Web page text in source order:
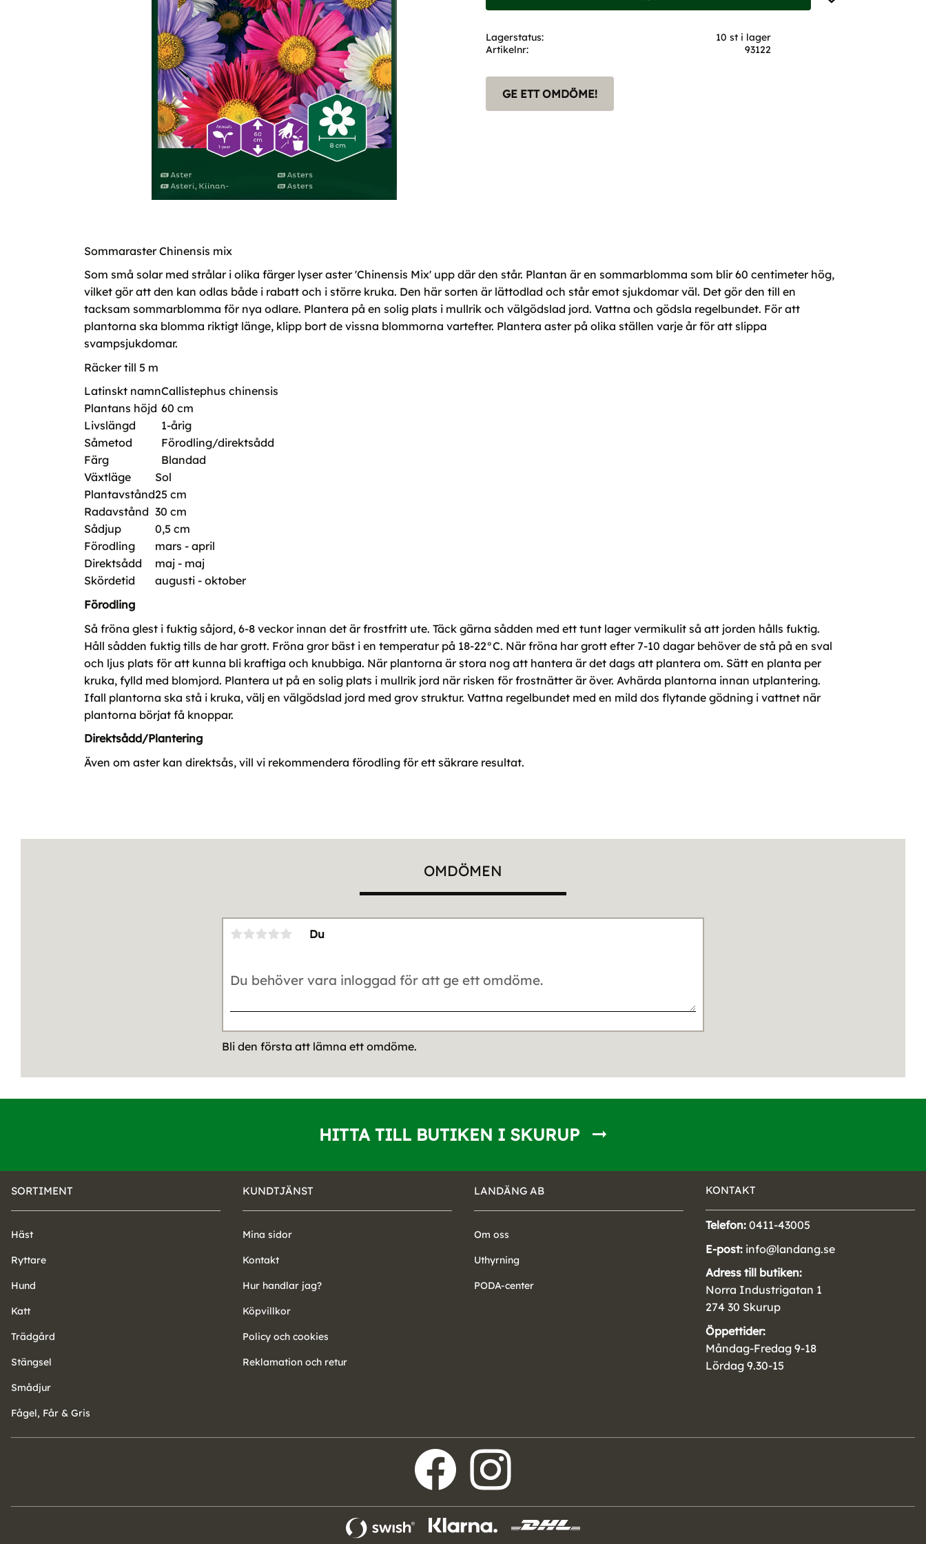
Lagerstatus
10 st i lager
Artikelnr
93122
GE ETT OMDÖME!
Sommaraster Chinensis mix
Som små solar med strålar i olika färger lyser aster 'Chinensis Mix' upp där den står. Plantan är en sommarblomma som blir 60 centimeter hög,
vilket gör att den kan odlas både i rabatt och i större kruka. Den här sorten är lättodlad och står emot sjukdomar väl. Det gör den till en
tacksam sommarblomma för nya odlare. Plantera på en solig plats i mullrik och välgödslad jord. Vattna och gödsla regelbundet. För att
plantorna ska blomma riktigt länge, klipp bort de vissna blommorna vartefter. Plantera aster på olika ställen varje år för att slippa
svampsjukdomar.
Räcker till 5 m
Latinskt namnCallistephus chinensis
Plantans höjd 60 cm
Livslängd
1-årig
Såmetod
Förodling/direktsådd
Färg
Blandad
Växtläge
Sol
Plantavstånd25 cm
Radavstånd 30 cm
Sådjup
0,5 cm
Förodling
mars - april
Direktsådd
maj - maj
Skördetid
augusti - oktober
Förodling
Så fröna glest i fuktig såjord, 6-8 veckor innan det är frostfritt ute. Täck gärna sådden med ett tunt lager vermikulit så att jorden hålls fuktig.
Håll sådden fuktig tills de har grott. Fröna gror bäst i en temperatur på 18-22°C. När fröna har grott efter 7-10 dagar behöver de stå på en sval
och ljus plats för att kunna bli kraftiga och knubbiga. När plantorna är stora nog att hantera är det dags att plantera om. Sätt en planta per
kruka, fylld med blomjord. Plantera ut på en solig plats i mullrik jord när risken för frostnätter är över. Avhärda plantorna innan utplantering.
Ifall plantorna ska stå i kruka, välj en välgödslad jord med grov struktur. Vattna regelbundet med en mild dos flytande gödning i vattnet när
plantorna börjat få knoppar.
Direktsådd/Plantering
Även om aster kan direktsås, vill vi rekommendera förodling för ett säkrare resultat.
OMDÖMEN
Du
Bli den första att lämna ett omdöme.
HITTA TILL BUTIKEN I SKURUP
SORTIMENT
Häst
Ryttare
Hund
Katt
Trädgård
Stängsel
Smådjur
Fågel, Får & Gris
KUNDTJÄNST
Mina sidor
Kontakt
Hur handlar jag?
Köpvillkor
Policy och cookies
Reklamation och retur
LANDÄNG AB
Om oss
Uthyrning
PODA-center
KONTAKT
Telefon: 0411-43005
E-post: info@landang.se
Adress till butiken:
Norra Industrigatan 1
274 30 Skurup
Öppettider:
Måndag-Fredag 9-18
Lördag 9.30-15